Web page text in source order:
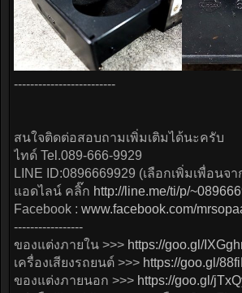
-------------------------
สนใจติดต่อสอบถามเพิ่มเติมได้นะครับ
ไทด์ Tel.089-666-9929
LINE ID:0896669929 (เลือกเพิ่มเพื่อนจ
แอดไลน์ คลิ๊ก http://line.me/ti/p/
Facebook : www.facebook.com/
-----------------
ของแต่งภายใน >>> https://goo.gl/
เครื่องเสียงรถยนต์ >>> https://goo.gl/
ของแต่งภายนอก >>> https://goo.gl/